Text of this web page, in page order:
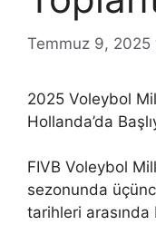
Temmuz 9, 2025
2025 Voleybol
Hollanda’da
FIVB Voleybol
sezonunda
tarihleri arasında